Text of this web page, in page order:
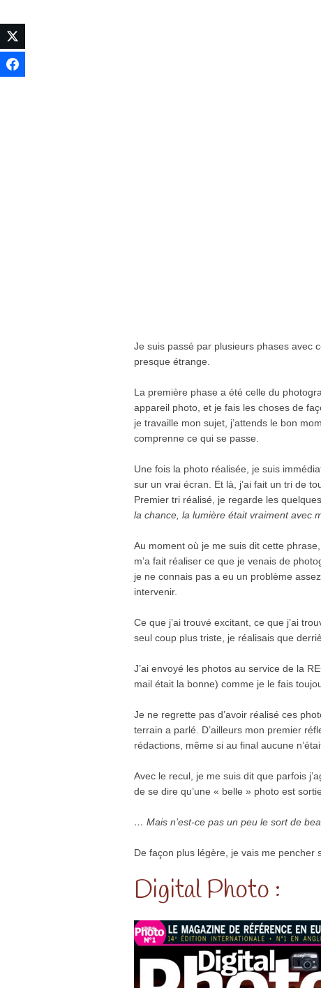
Je suis passé par plusieurs phases avec
presque étrange.
La première phase a été celle du
appareil photo, et je fais les choses de
je travaille mon sujet, j’attends le bon
comprenne ce qui se passe.
Une fois la photo réalisée, je suis
sur un vrai écran. Et là, j’ai fait un tri de
Premier tri réalisé, je regarde les
la chance, la lumière était vraiment avec
Au moment où je me suis dit cette
m’a fait réaliser ce que je venais de
je ne connais pas a eu un problème
intervenir.
Ce que j’ai trouvé excitant, ce que j’ai
seul coup plus triste, je réalisais que
J’ai envoyé les photos au service de la
mail était la bonne) comme je le fais
Je ne regrette pas d’avoir réalisé ces
terrain a parlé. D’ailleurs mon premier
rédactions, même si au final aucune
Avec le recul, je me suis dit que parfois
de se dire qu’une « belle » photo est
… Mais n’est-ce pas un peu le sort de
De façon plus légère, je vais me pencher
Digital Photo :